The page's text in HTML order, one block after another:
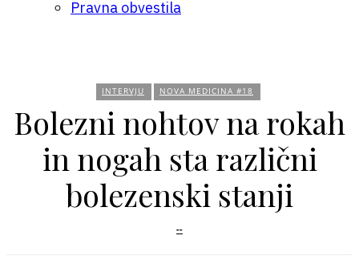
Pravna obvestila
INTERVJU NOVA MEDICINA #18
Bolezni nohtov na rokah
in nogah sta različni
bolezenski stanji
--